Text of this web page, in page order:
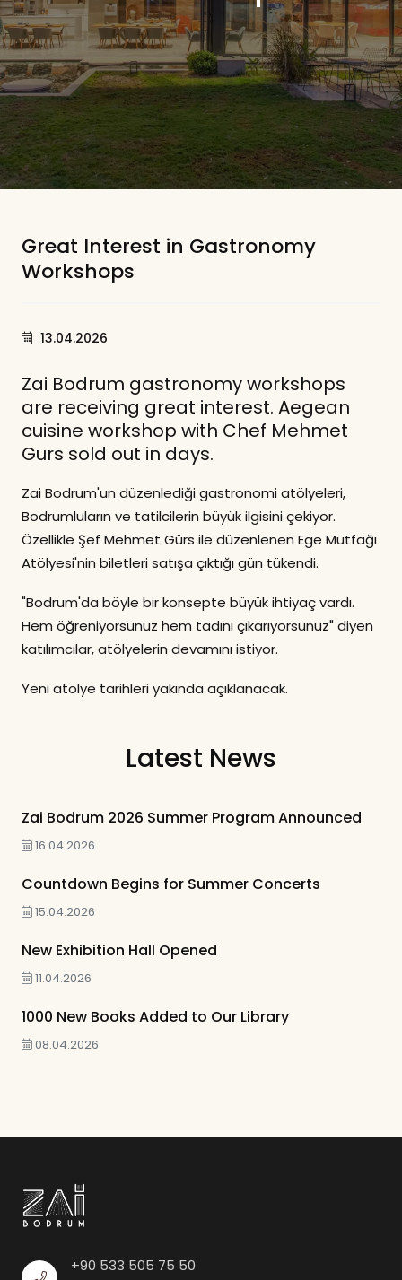
Great Interest in Gastronomy
Workshops
13.04.2026
Zai Bodrum gastronomy workshops
are receiving great interest. Aegean
cuisine workshop with Chef Mehmet
Gurs sold out in days.
Zai Bodrum'un düzenlediği gastronomi atölyeleri,
Bodrumluların ve tatilcilerin büyük ilgisini çekiyor.
Özellikle Şef Mehmet Gürs ile düzenlenen Ege Mutfağı
Atölyesi'nin biletleri satışa çıktığı gün tükendi.
"Bodrum'da böyle bir konsepte büyük ihtiyaç vardı.
Hem öğreniyorsunuz hem tadını çıkarıyorsunuz" diyen
katılımcılar, atölyelerin devamını istiyor.
Yeni atölye tarihleri yakında açıklanacak.
Latest News
Zai Bodrum 2026 Summer Program Announced
16.04.2026
Countdown Begins for Summer Concerts
15.04.2026
New Exhibition Hall Opened
11.04.2026
1000 New Books Added to Our Library
08.04.2026
+90 533 505 75 50